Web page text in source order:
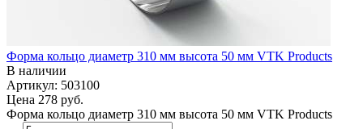
Форма кольцо диаметр 310 мм высота 50 мм VTK Products
В наличии
Артикул: 503100
Цена 278 руб.
Форма кольцо диаметр 310 мм высота 50 мм VTK Products